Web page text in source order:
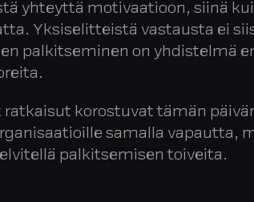
yhteyttä motivaatioon, siinä
Yksiselitteistä vastausta ei
palkitseminen on yhdistelmä
ratkaisut korostuvat tämän
samalla vapautta,
palkitsemisen toiveita.